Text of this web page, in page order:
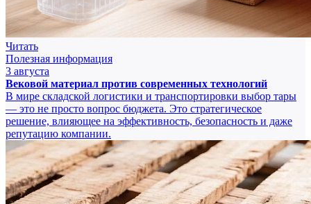
Читать
Полезная информация
3 августа
Вековой материал против современных технологий
В мире складской логистики и транспортировки выбор тары
— это не просто вопрос бюджета. Это стратегическое
решение, влияющее на эффективность, безопасность и даже
репутацию компании.